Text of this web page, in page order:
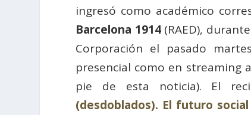
ingresó como académico
Barcelona 1914(RAED),
Corporación el pasado
presencial como en streaming
pie de esta noticia). El
(desdoblados). El futuro